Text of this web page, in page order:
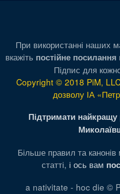
При використанні наших
вкажіть постійне
Підпис для
Copyright © 2018 PiM,
дозволу ІА
Підтримати найкращу
Більше правил та
статті, і ось вам
a nativitate - hoc die ©